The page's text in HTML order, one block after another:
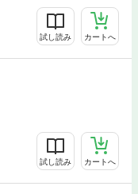
試し読み カートへ
試し読み カートへ